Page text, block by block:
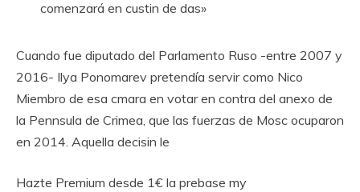
comenzará en custin de das»
Cuando fue diputado del Parlamento Ruso -entre 2007 y
2016- Ilya Ponomarev pretendía servir como Nico
Miembro de esa cmara en votar en contra del anexo de
la Pennsula de Crimea, que las fuerzas de Mosc ocuparon
en 2014. Aquella decisin le
Hazte Premium desde 1€ la prebase my